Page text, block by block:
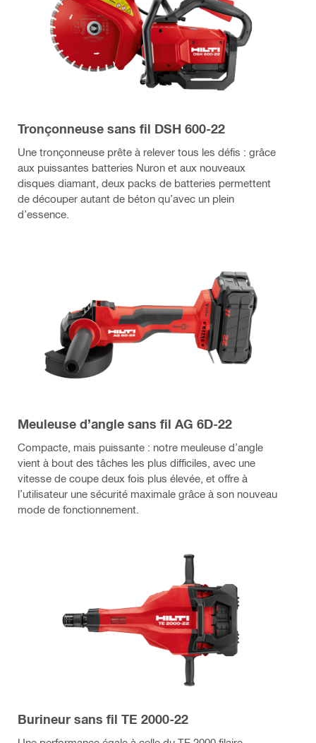
Tronçonneuse sans fil DSH 600-22
Une tronçonneuse prête à relever tous les défis : grâce
aux puissantes batteries Nuron et aux nouveaux
disques diamant, deux packs de batteries permettent
de découper autant de béton qu’avec un plein
d’essence.
Meuleuse d’angle sans fil AG 6D-22
Compacte, mais puissante : notre meuleuse d’angle
vient à bout des tâches les plus difficiles, avec une
vitesse de coupe deux fois plus élevée, et offre à
l’utilisateur une sécurité maximale grâce à son nouveau
mode de fonctionnement.
Burineur sans fil TE 2000-22